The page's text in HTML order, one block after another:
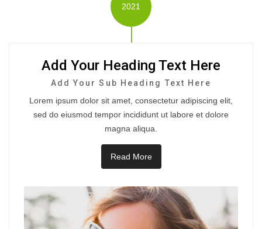
2021
Add Your Heading Text Here
Add Your Sub Heading Text Here
Lorem ipsum dolor sit amet, consectetur adipiscing elit,
sed do eiusmod tempor incididunt ut labore et dolore
magna aliqua.
Read More